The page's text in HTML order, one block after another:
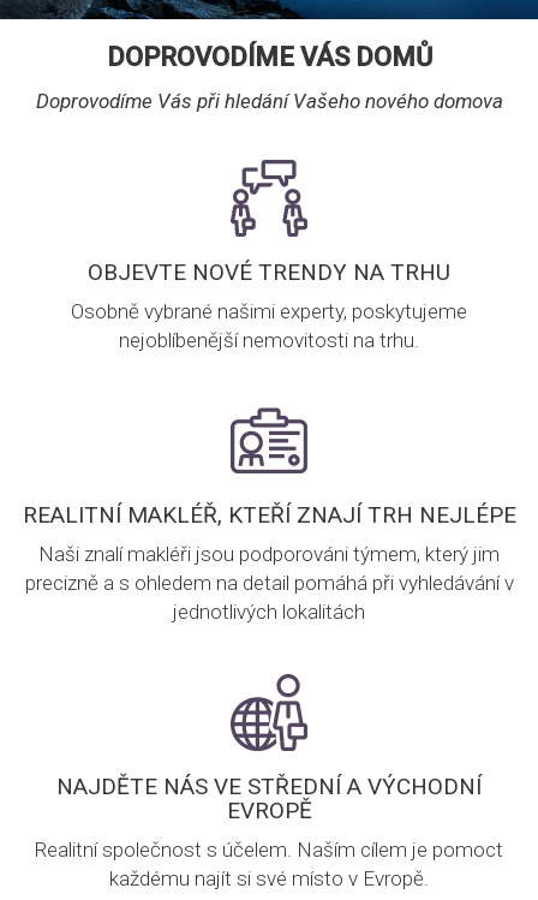
DOPROVODÍME VÁS DOMŮ
Doprovodíme Vás při hledání Vašeho nového domova
OBJEVTE NOVÉ TRENDY NA TRHU
Osobně vybrané našimi experty, poskytujeme
nejoblíbenější nemovitosti na trhu.
REALITNÍ MAKLÉŘ, KTEŘÍ ZNAJÍ TRH NEJLÉPE
Naši znalí makléři jsou podporováni týmem, který jim
precizně a s ohledem na detail pomáhá při vyhledávání v
jednotlivých lokalitách
NAJDĚTE NÁS VE STŘEDNÍ A VÝCHODNÍ
EVROPĚ
Realitní společnost s účelem. Naším cílem je pomoct
každému najít si své místo v Evropě.